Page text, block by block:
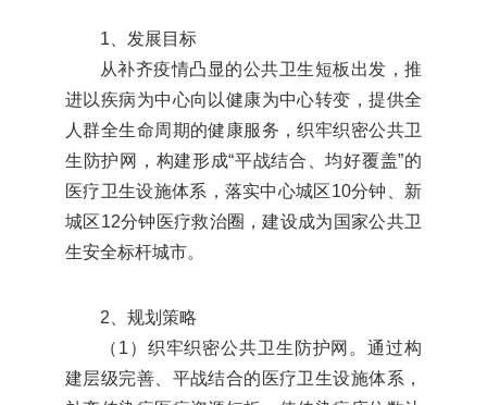
1、发展目标
从补齐疫情凸显的公共卫生短板出发，推
进以疾病为中心向以健康为中心转变，提供全
人群全生命周期的健康服务，织牢织密公共卫
生防护网，构建形成“平战结合、均好覆盖”的
医疗卫生设施体系，落实中心城区10分钟、新
城区12分钟医疗救治圈，建设成为国家公共卫
生安全标杆城市。
2、规划策略
（1）织牢织密公共卫生防护网。通过构
建层级完善、平战结合的医疗卫生设施体系，